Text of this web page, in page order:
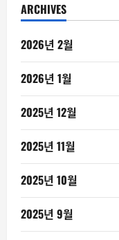
ARCHIVES
2026년 2월
2026년 1월
2025년 12월
2025년 11월
2025년 10월
2025년 9월